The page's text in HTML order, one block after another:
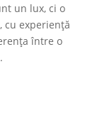
un lux, ci o
cu experiență
între o